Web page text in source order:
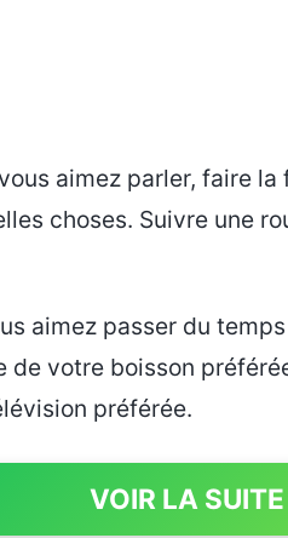
aimez parler, faire
choses. Suivre une
aimez passer du
de votre boisson
préférée.
VOIR LA SUITE
PAGE